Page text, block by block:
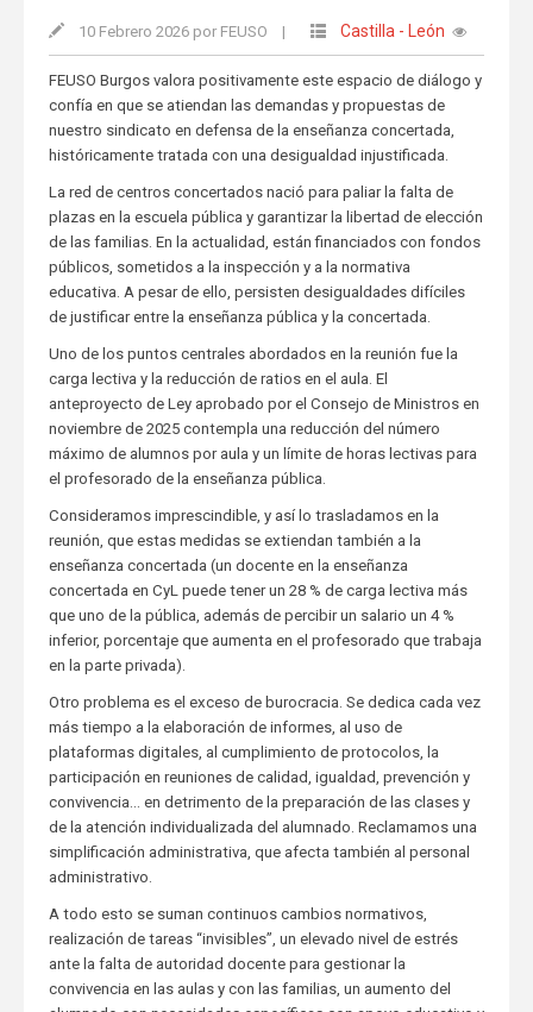
10 Febrero 2026 por FEUSO | Castilla - León
FEUSO Burgos valora positivamente este espacio de diálogo y
confía en que se atiendan las demandas y propuestas de
nuestro sindicato en defensa de la enseñanza concertada,
históricamente tratada con una desigualdad injustificada.
La red de centros concertados nació para paliar la falta de
plazas en la escuela pública y garantizar la libertad de elección
de las familias. En la actualidad, están financiados con fondos
públicos, sometidos a la inspección y a la normativa
educativa. A pesar de ello, persisten desigualdades difíciles
de justificar entre la enseñanza pública y la concertada.
Uno de los puntos centrales abordados en la reunión fue la
carga lectiva y la reducción de ratios en el aula. El
anteproyecto de Ley aprobado por el Consejo de Ministros en
noviembre de 2025 contempla una reducción del número
máximo de alumnos por aula y un límite de horas lectivas para
el profesorado de la enseñanza pública.
Consideramos imprescindible, y así lo trasladamos en la
reunión, que estas medidas se extiendan también a la
enseñanza concertada (un docente en la enseñanza
concertada en CyL puede tener un 28 % de carga lectiva más
que uno de la pública, además de percibir un salario un 4 %
inferior, porcentaje que aumenta en el profesorado que trabaja
en la parte privada).
Otro problema es el exceso de burocracia. Se dedica cada vez
más tiempo a la elaboración de informes, al uso de
plataformas digitales, al cumplimiento de protocolos, la
participación en reuniones de calidad, igualdad, prevención y
convivencia… en detrimento de la preparación de las clases y
de la atención individualizada del alumnado. Reclamamos una
simplificación administrativa, que afecta también al personal
administrativo.
A todo esto se suman continuos cambios normativos,
realización de tareas “invisibles”, un elevado nivel de estrés
ante la falta de autoridad docente para gestionar la
convivencia en las aulas y con las familias, un aumento del